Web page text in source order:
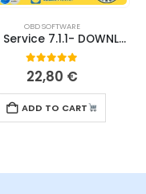
OBD SOFTWARE
Odis Service 7.1.1- DOWNLOAD
0out of 5
22,80 €
ADD TO CART